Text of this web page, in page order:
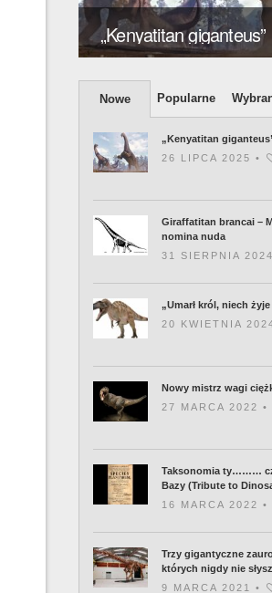
„Kenyatitan giganteus”
Nowe Popularne
„Kenyatitan
26 LIPCA 2025 •
Giraffatitan brancai –
nomina nuda
31 SIERPNIA
„Umarł król, niech
20 KWIETNIA
Nowy mistrz wagi
27 MARCA 2022 •
Taksonomia ty………
Bazy (Tribute to
16 MARCA 2022 •
Trzy gigantyczne
których nigdy nie
9 MARCA 2021 •